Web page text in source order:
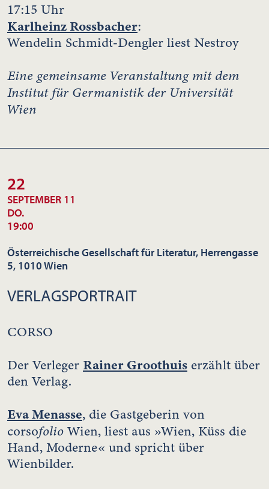
17:15 Uhr
Karlheinz Rossbacher:
Wendelin Schmidt-Dengler liest Nestroy
Eine gemeinsame Veranstaltung mit dem
Institut für Germanistik der Universität
Wien
22
SEPTEMBER 11
DO.
19:00
Österreichische Gesellschaft für Literatur, Herrengasse
5, 1010 Wien
VERLAGSPORTRAIT
CORSO
Der Verleger Rainer Groothuis erzählt über
den Verlag.
Eva Menasse, die Gastgeberin von
corsofolio Wien, liest aus »Wien, Küss die
Hand, Moderne« und spricht über
Wienbilder.